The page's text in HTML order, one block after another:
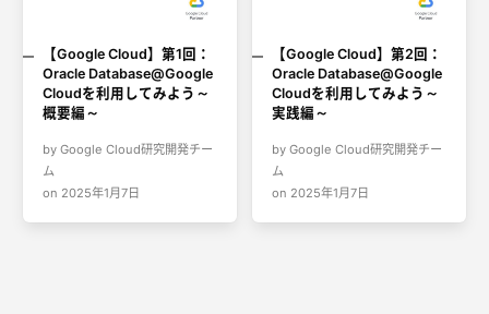
【Google Cloud】第1回：
Oracle Database@Google
Cloudを利用してみよう～
概要編～
by Google Cloud研究開発チー
ム
on 2025年1月7日
【Google Cloud】第2回：
Oracle Database@Google
Cloudを利用してみよう～
実践編～
by Google Cloud研究開発チー
ム
on 2025年1月7日